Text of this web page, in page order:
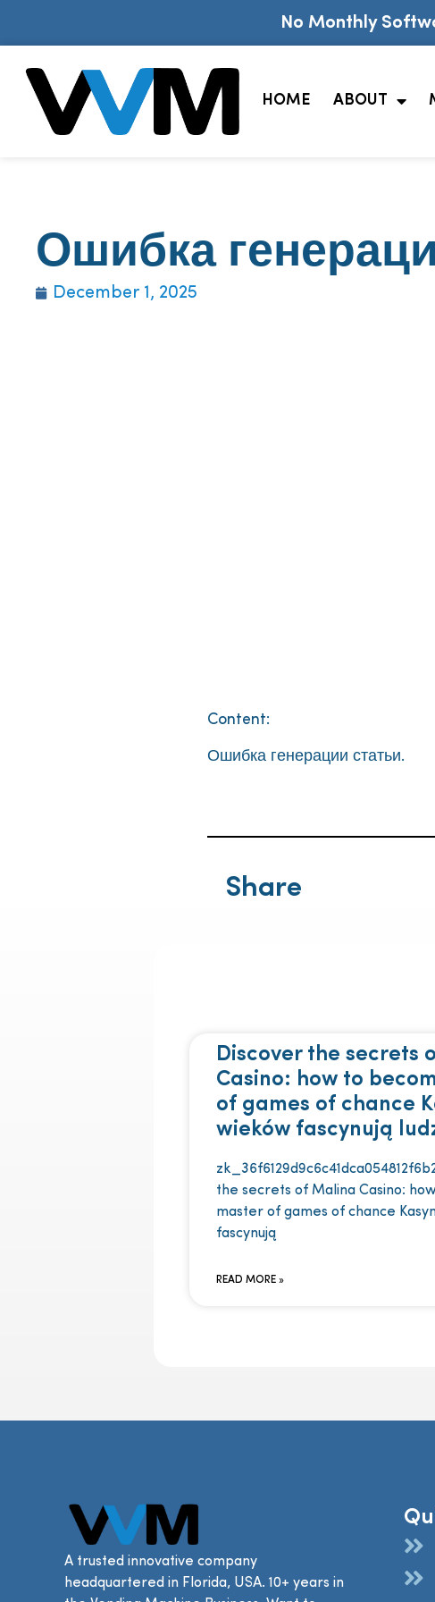
No Monthly
HOME ABOUT
Ошибка
December 1, 2025
Content:
Ошибка генерации статьи.
Share
Discover the secrets
Casino: how to
of games of chance
wieków fascynują
the secrets of Malina Casino:
master of games of chance
fascynują
READ MORE »
A trusted innovative company
headquartered in Florida, USA. 10+ years in